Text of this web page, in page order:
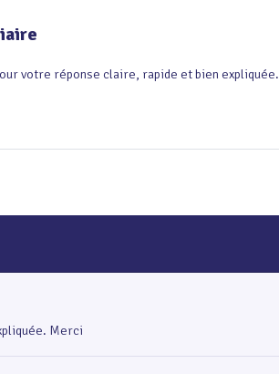
votre réponse claire, rapide et bien expliquée.
Merci